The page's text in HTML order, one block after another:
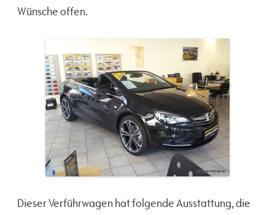
Wünsche offen.
Dieser Verführwagen hat folgende Ausstattung, die